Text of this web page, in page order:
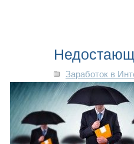
Заработок в